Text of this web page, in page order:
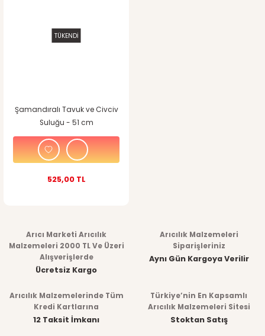
TÜKENDİ
Şamandıralı Tavuk ve Civciv
Suluğu - 51 cm
525,00 TL
Arıcı Marketi Arıcılık
Malzemeleri 2000 TL Ve Üzeri
Alışverişlerde
Ücretsiz Kargo
Arıcılık Malzemeleri
Siparişleriniz
Aynı Gün Kargoya Verilir
Arıcılık Malzemelerinde Tüm
Kredi Kartlarına
12 Taksit İmkanı
Türkiye’nin En Kapsamlı
Arıcılık Malzemeleri Sitesi
Stoktan Satış